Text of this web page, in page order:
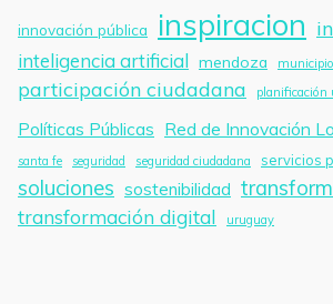
innovación pública inspiracion
inteligencia artificial mendoza
participación ciudadana planificación
Políticas Públicas Red de Innovación
santa fe seguridad seguridad ciudadana servicios
soluciones sostenibilidad
transformación digital uruguay